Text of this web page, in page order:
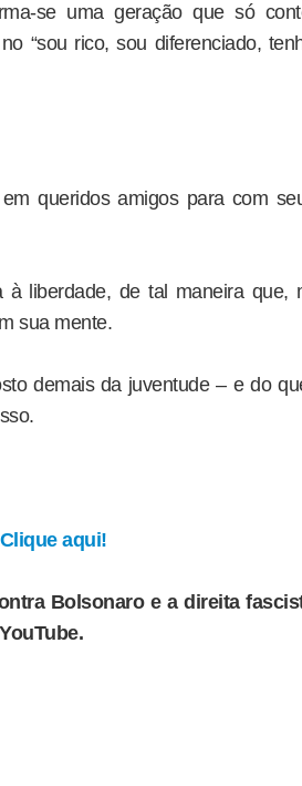
se uma geração que só
“sou rico, sou diferenciado,
queridos amigos para com
à liberdade, de tal maneira que,
sua mente.
demais da juventude – e do
aqui!
Bolsonaro e a direita